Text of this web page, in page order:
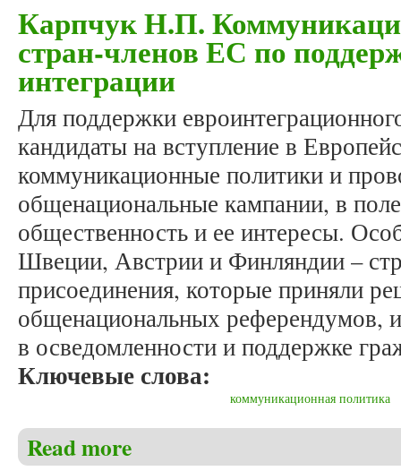
Карпчук Н.П.
стран-членов ЕС по
интеграции
Для поддержки
кандидаты на вступление в
коммуникационные политики и
общенациональные кампании, в
общественность и ее интересы.
Швеции, Австрии и Финляндии –
присоединения, которые приняли
общенациональных референдумов,
в осведомленности и поддержке
Ключевые слова:
коммуникационная политика
Read more